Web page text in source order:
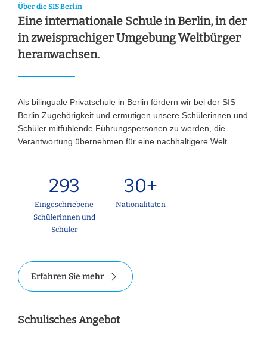
Über die SIS Berlin
Eine internationale Schule in Berlin, in der
in zweisprachiger Umgebung Weltbürger
heranwachsen.
Als bilinguale Privatschule in Berlin fördern wir bei der SIS
Berlin Zugehörigkeit und ermutigen unsere Schülerinnen und
Schüler mitfühlende Führungspersonen zu werden, die
Verantwortung übernehmen für eine nachhaltigere Welt.
293
Eingeschriebene
Schülerinnen und
Schüler
30+
Nationalitäten
Erfahren Sie mehr
Schulisches Angebot